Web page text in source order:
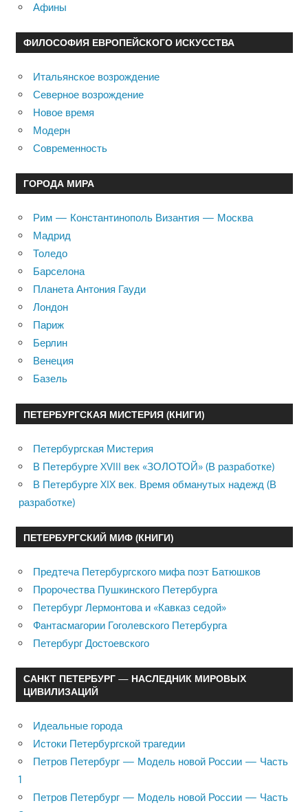
Афины
ФИЛОСОФИЯ ЕВРОПЕЙСКОГО ИСКУССТВА
Итальянское возрождение
Северное возрождение
Новое время
Модерн
Современность
ГОРОДА МИРА
Рим — Константинополь Византия — Москва
Мадрид
Толедо
Барселона
Планета Антония Гауди
Лондон
Париж
Берлин
Венеция
Базель
ПЕТЕРБУРГСКАЯ МИСТЕРИЯ (КНИГИ)
Петербургская Мистерия
В Петербурге XVIII век «ЗОЛОТОЙ» (В разработке)
В Петербурге XIX век. Время обманутых надежд (В
разработке)
ПЕТЕРБУРГСКИЙ МИФ (КНИГИ)
Предтеча Петербургского мифа поэт Батюшков
Пророчества Пушкинского Петербурга
Петербург Лермонтова и «Кавказ седой»
Фантасмагории Гоголевского Петербурга
Петербург Достоевского
САНКТ ПЕТЕРБУРГ — НАСЛЕДНИК МИРОВЫХ
ЦИВИЛИЗАЦИЙ
Идеальные города
Истоки Петербургской трагедии
Петров Петербург — Модель новой России — Часть
1
Петров Петербург — Модель новой России — Часть